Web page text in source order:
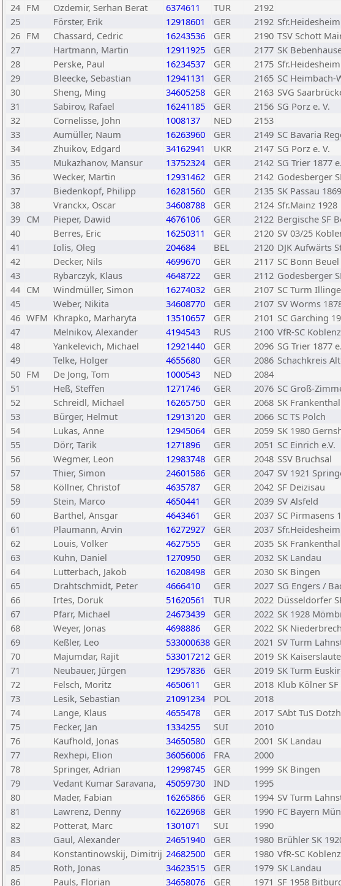
24 FM Ozdemir, Serhan Berat 6374611 TUR
2192
25
Förster, Erik 12918601 GER 2192 Sfr.Heidesheim
26 FM Chassard, Cedric 16243536 GER 2190 TSV Schott
27
Hartmann, Martin 12911925 GER 2177 SK
28
Perske, Paul 16234537 GER 2175 Sfr.Heidesheim
29
Bleecke, Sebastian 12941131 GER 2165 SC Heimbach-
30
Sheng, Ming 34605258 GER 2163 SVG
31
Sabirov, Rafael 16241185 GER 2156 SG Porz e. V.
32
Cornelisse, John 1008137 NED
2153
33
Aumüller, Naum 16263960 GER 2149 SC Bavaria
34
Zhuikov, Edgard 34162941 UKR 2147 SG Porz e. V.
35
Mukazhanov, Mansur 13752324 GER 2142 SG Trier 1877
36
Wecker, Martin 12931462 GER 2142 Godesberger
37
Biedenkopf, Philipp 16281560 GER 2135 SK Passau 1869
38
Vranckx, Oscar 34608788 GER 2124 Sfr.Mainz 1928
39 CM Pieper, Dawid 4676106 GER 2122 Bergische SF
40
Berres, Eric 16250311 GER 2120 SV 03/25
41
Iolis, Oleg 204684 BEL 2120 DJK Aufwärts
42
Decker, Nils 4699670 GER 2117 SC Bonn Beuel
43
Rybarczyk, Klaus 4648722 GER 2112 Godesberger
44 CM Windmüller, Simon 16274032 GER 2107 SC Turm
45
Weber, Nikita 34608770 GER 2107 SV Worms
46 WFM Khrapko, Marharyta 13510657 GER 2101 SC Garching
47
Melnikov, Alexander 4194543 RUS 2100 VfR-SC Koblenz
48
Yankelevich, Michael 12921440 GER 2096 SG Trier 1877
49
Telke, Holger 4655680 GER 2086 Schachkreis
50 FM De Jong, Tom 1000543 NED
2084
51
Heß, Steffen 1271746 GER 2076 SC Groß-
52
Schreidl, Michael 16265750 GER 2068 SK Frankenthal
53
Bürger, Helmut 12913120 GER 2066 SC TS Polch
54
Lukas, Anne 12945064 GER 2059 SK 1980
55
Dörr, Tarik 1271896 GER 2051 SC Einrich e.V.
56
Wegmer, Leon 12983748 GER 2048 SSV Bruchsal
57
Thier, Simon 24601586 GER 2047 SV 1921
58
Köllner, Christof 4635787 GER 2042 SF Deizisau
59
Stein, Marco 4650441 GER 2039 SV Alsfeld
60
Barthel, Ansgar 4643461 GER 2037 SC Pirmasens
61
Plaumann, Arvin 16272927 GER 2037 Sfr.Heidesheim
62
Louis, Volker 4627555 GER 2035 SK Frankenthal
63
Kuhn, Daniel 1270950 GER 2032 SK Landau
64
Lutterbach, Jakob 16208498 GER 2030 SK Bingen
65
Drahtschmidt, Peter 4666410 GER 2027 SG Engers /
66
Irtes, Doruk 51620561 TUR 2022 Düsseldorfer
67
Pfarr, Michael 24673439 GER 2022 SK 1928
68
Weyer, Jonas 4698886 GER 2022 SK
69
Keßler, Leo 533000638 GER 2021 SV Turm
70
Majumdar, Rajit 533017212 GER 2019 SK
71
Neubauer, Jürgen 12957836 GER 2019 SK Turm
72
Felsch, Moritz 4650611 GER 2018 Klub Kölner SF
73
Lesik, Sebastian 21091234 POL
2018
74
Lange, Klaus 4655478 GER 2017 SAbt TuS
75
Fecker, Jan 1334255 SUI
2010
76
Kaufhold, Jonas 34650580 GER 2001 SK Landau
77
Rexhepi, Elion 36056006 FRA
2000
78
Springer, Adrian 12998745 GER 1999 SK Bingen
79
Vedant Kumar Saravana, 45059730 IND
1995
80
Mader, Fabian 16265866 GER 1994 SV Turm
81
Lawrenz, Denny 16226968 GER 1990 FC Bayern
82
Potterat, Marc 1301071 SUI
1990
83
Gaul, Alexander 24651940 GER 1980 Brühler SK
84
Konstantinowskij, Dimitrij 24682500 GER 1980 VfR-SC Koblenz
85
Roth, Jonas 34623515 GER 1979 SK Landau
86
Pauls, Florian 34658076 GER 1971 SF 1958